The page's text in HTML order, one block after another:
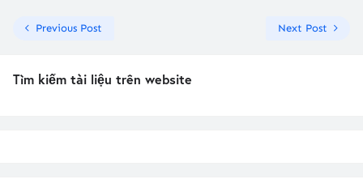
Previous Post Next Post
Tìm kiếm tài liệu trên website